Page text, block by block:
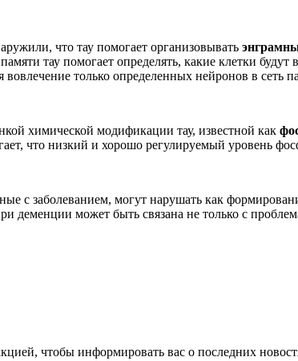
что тау помогает организовывать
тау помогает определять, какие клетки
только определенных нейронов в
химической модификации тау, известной как
что низкий и хорошо регулируемый уровень
с заболеванием, могут нарушать как
деменции может быть связана не только с
чтобы информировать вас о последних